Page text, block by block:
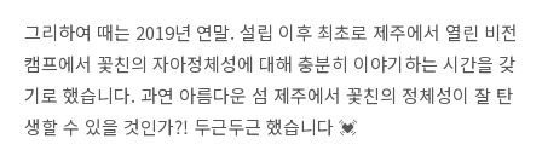
그리하여 때는 2019년 연말. 설립 이후 최초로 제주에서 열린 비전
캠프에서 꽃친의 자아정체성에 대해 충분히 이야기하는 시간을 갖
기로 했습니다. 과연 아름다운 섬 제주에서 꽃친의 정체성이 잘 탄
생할 수 있을 것인가?! 두근두근 했습니다 💓